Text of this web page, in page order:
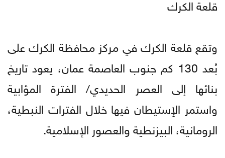
قلعة الكرك
وتقع قلعة الكرك في مركز محافظة الكرك على
بُعد 130 كم جنوب العاصمة عمان، يعود تاريخ
بنائها إلى العصر الحديدي/ الفترة المؤابية
واستمر الإستيطان فيها خلال الفترات النبطية،
الرومانية، البيزنطية والعصور الإسلامية.